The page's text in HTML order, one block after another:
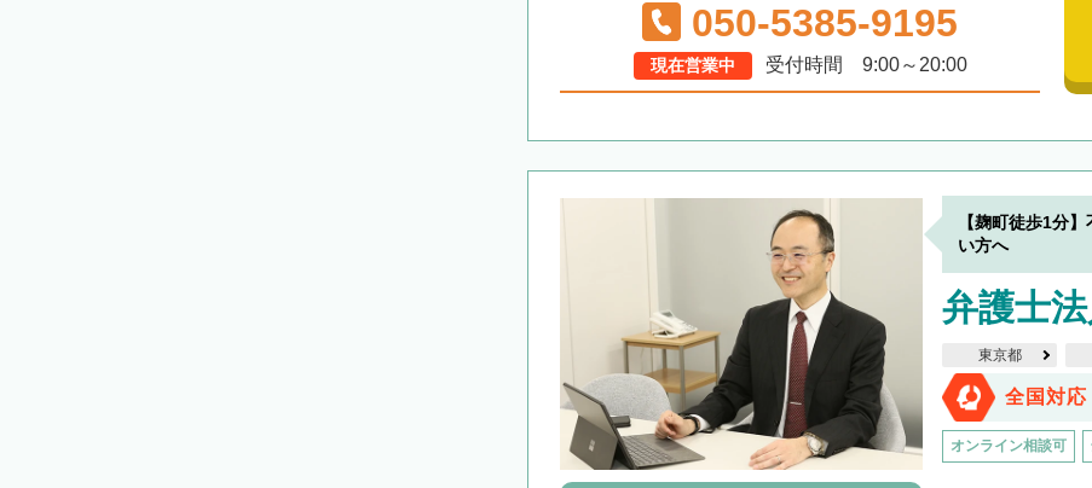
050-5385-9195
現在営業中 受付時間 9:00～20:00
【麹町徒歩1分
い方へ
弁護士
東京都
全国対応
オンライン相談可